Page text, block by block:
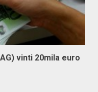
vinti 20mila euro